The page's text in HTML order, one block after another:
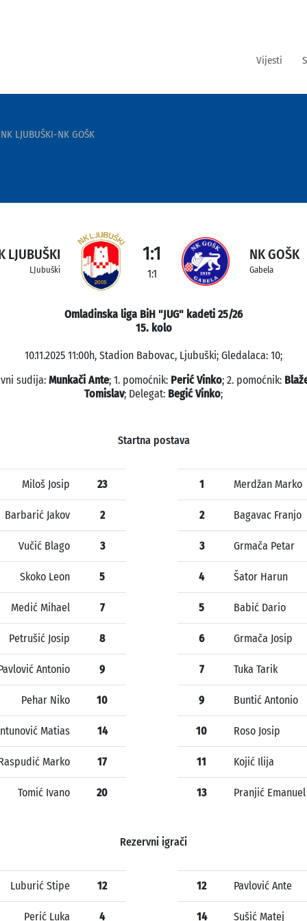
Vijesti
NK LJUBUŠKI-NK GOŠK
LJUBUŠKI
LJubuški
1:1
1:1
NK GOŠK
Gabela
Omladinska liga BiH "JUG" kadeti 25/26
15. kolo
10.11.2025 11:00h, Stadion Babovac, Ljubuški; Gledalaca: 10;
sudija: Munkači Ante; 1. pomoćnik: Perić Vinko; 2. pomoćnik:
Tomislav; Delegat: Begić Vinko;
Startna postava
Miloš Josip 23
Barbarić Jakov 2
Vučić Blago 3
Skoko Leon 5
Medić Mihael 7
Petrušić Josip 8
Antonio 9
Pehar Niko 10
Matias 14
Marko 17
Tomić Ivano 20
1 Merdžan Marko
2 Bagavac Franjo
3 Grmača Petar
4 Šator Harun
5 Babić Dario
6 Grmača Josip
7 Tuka Tarik
9 Buntić Antonio
10 Roso Josip
11 Kojić Ilija
13 Pranjić Emanuel
Rezervni igrači
Luburić Stipe 12
Perić Luka 4
12 Pavlović Ante
14 Sušić Matej